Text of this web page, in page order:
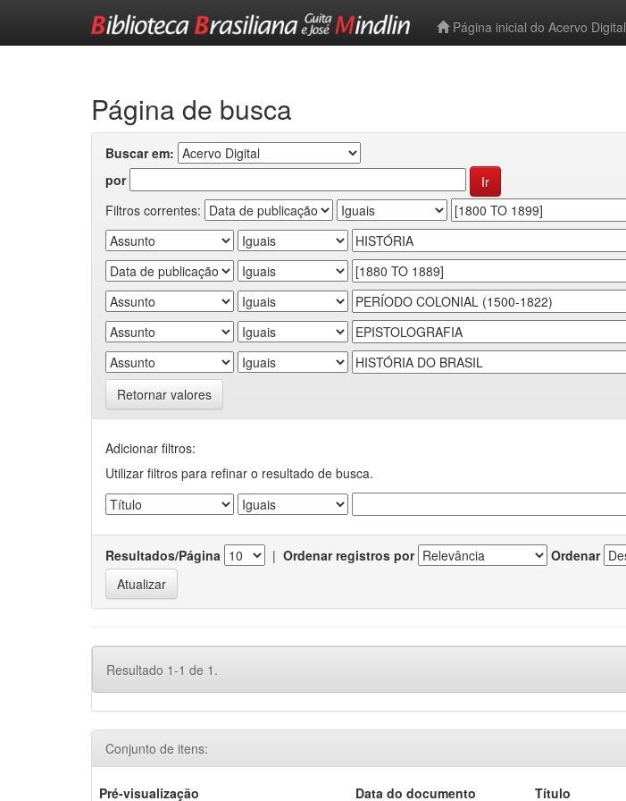
Página inicial do Acervo Digital
Página de busca
Buscar em:
por
Filtros correntes:
Retornar valores
Adicionar filtros:
Utilizar filtros para refinar o resultado de busca.
Resultados/Página | Ordenar registros por Ordenar
Resultado 1-1 de 1.
Conjunto de itens:
Pré-visualização Data do documento Título